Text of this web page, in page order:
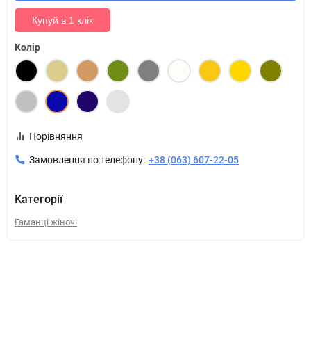
Купуй в 1 клік
Колір
Порівняння
Замовлення по телефону: +38 (063) 607-22-05
Категорії
Гаманці жіночі